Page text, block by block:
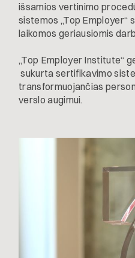
išsamios vertinimo
sistemos „Top Employer“
laikomos geriausiomis
„Top Employer Institute“
sukurta sertifikavimo
transformuojančias
verslo augimui.